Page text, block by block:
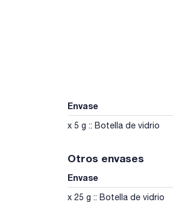
Envase
x 5 g :: Botella de vidrio
Otros envases
Envase
x 25 g :: Botella de vidrio